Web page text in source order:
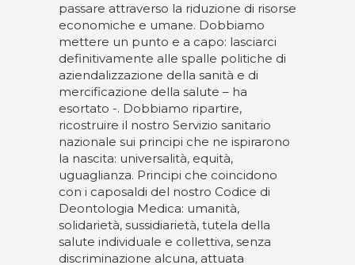
passare attraverso la riduzione di risorse
economiche e umane. Dobbiamo
mettere un punto e a capo: lasciarci
definitivamente alle spalle politiche di
aziendalizzazione della sanità e di
mercificazione della salute – ha
esortato -. Dobbiamo ripartire,
ricostruire il nostro Servizio sanitario
nazionale sui principi che ne ispirarono
la nascita: universalità, equità,
uguaglianza. Principi che coincidono
con i caposaldi del nostro Codice di
Deontologia Medica: umanità,
solidarietà, sussidiarietà, tutela della
salute individuale e collettiva, senza
discriminazione alcuna, attuata